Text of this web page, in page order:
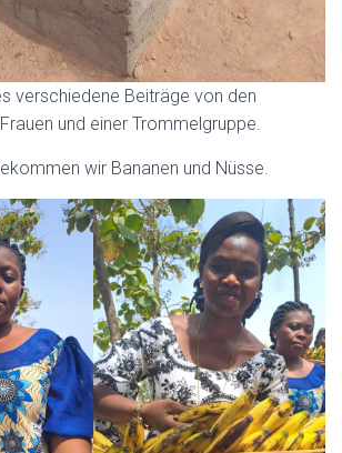
verschiedene Beiträge von den
und einer Trommelgruppe.
wir Bananen und Nüsse.